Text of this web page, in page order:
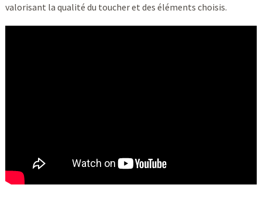
valorisant la qualité du toucher et des éléments choisis.